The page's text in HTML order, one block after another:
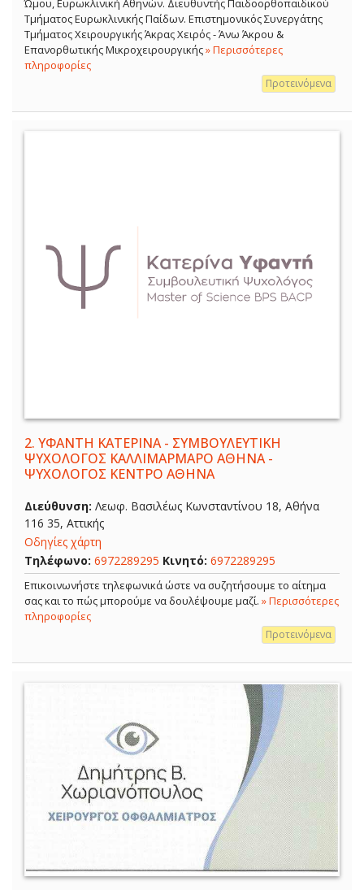
Ώμου, Ευρωκλινική Αθηνών. Διευθυντής Παιδοορθοπαιδικού
Τμήματος Ευρωκλινικής Παίδων. Επιστημονικός Συνεργάτης
Τμήματος Χειρουργικής Άκρας Χειρός - Άνω Άκρου &
Επανορθωτικής Μικροχειρουργικής» Περισσότερες
πληροφορίες
Προτεινόμενα
2. ΥΦΑΝΤΗ ΚΑΤΕΡΙΝΑ - ΣΥΜΒΟΥΛΕΥΤΙΚΗ
ΨΥΧΟΛΟΓΟΣ ΚΑΛΛΙΜΑΡΜΑΡΟ ΑΘΗΝΑ -
ΨΥΧΟΛΟΓΟΣ ΚΕΝΤΡΟ ΑΘΗΝΑ
Διεύθυνση: Λεωφ. Βασιλέως Κωνσταντίνου 18, Αθήνα
116 35, Αττικής
Οδηγίες χάρτη
Τηλέφωνο: 6972289295 Κινητό: 6972289295
Επικοινωνήστε τηλεφωνικά ώστε να συζητήσουμε το αίτημα
σας και το πώς μπορούμε να δουλέψουμε μαζί. » Περισσότερες
πληροφορίες
Προτεινόμενα